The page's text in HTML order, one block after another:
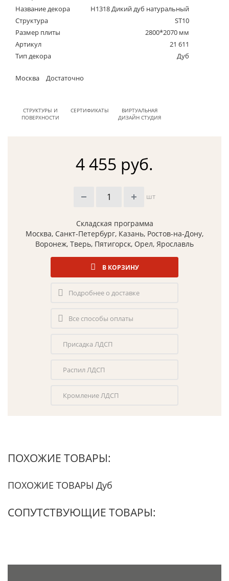
Название декора
H1318 Дикий дуб натуральный
Структура
ST10
Размер плиты
2800*2070 мм
Артикул
21 611
Тип декора
Дуб
Москва Достаточно
СТРУКТУРЫ И
ПОВЕРХНОСТИ
СЕРТИФИКАТЫ
ВИРТУАЛЬНАЯ
ДИЗАЙН СТУДИЯ
4 455 руб.
шт
Складская программа
Москва, Санкт-Петербург, Казань, Ростов-на-Дону,
Воронеж, Тверь, Пятигорск, Орел, Ярославль
В КОРЗИНУ
Подробнее о доставке
Все способы оплаты
Присадка ЛДСП
Распил ЛДСП
Кромление ЛДСП
ПОХОЖИЕ ТОВАРЫ:
ПОХОЖИЕ ТОВАРЫ Дуб
СОПУТСТВУЮЩИЕ ТОВАРЫ: